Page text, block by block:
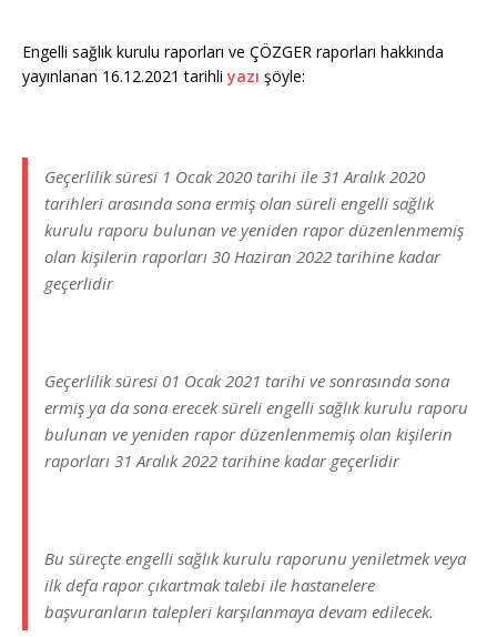
Engelli sağlık kurulu raporları ve ÇÖZGER raporları hakkında
yayınlanan 16.12.2021 tarihli yazı şöyle:
Geçerlilik süresi 1 Ocak 2020 tarihi ile 31 Aralık 2020
tarihleri arasında sona ermiş olan süreli engelli sağlık
kurulu raporu bulunan ve yeniden rapor düzenlenmemiş
olan kişilerin raporları 30 Haziran 2022 tarihine kadar
geçerlidir
Geçerlilik süresi 01 Ocak 2021 tarihi ve sonrasında sona
ermiş ya da sona erecek süreli engelli sağlık kurulu raporu
bulunan ve yeniden rapor düzenlenmemiş olan kişilerin
raporları 31 Aralık 2022 tarihine kadar geçerlidir
Bu süreçte engelli sağlık kurulu raporunu yeniletmek veya
ilk defa rapor çıkartmak talebi ile hastanelere
başvuranların talepleri karşılanmaya devam edilecek.